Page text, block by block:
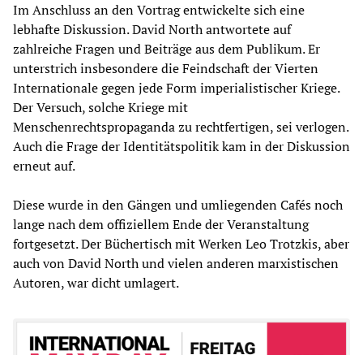
Im Anschluss an den Vortrag entwickelte sich eine
lebhafte Diskussion. David North antwortete auf
zahlreiche Fragen und Beiträge aus dem Publikum. Er
unterstrich insbesondere die Feindschaft der Vierten
Internationale gegen jede Form imperialistischer Kriege.
Der Versuch, solche Kriege mit
Menschenrechtspropaganda zu rechtfertigen, sei verlogen.
Auch die Frage der Identitätspolitik kam in der Diskussion
erneut auf.
Diese wurde in den Gängen und umliegenden Cafés noch
lange nach dem offiziellem Ende der Veranstaltung
fortgesetzt. Der Büchertisch mit Werken Leo Trotzkis, aber
auch von David North und vielen anderen marxistischen
Autoren, war dicht umlagert.